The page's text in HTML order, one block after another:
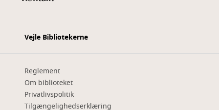
Vejle Bibliotekerne
Reglement
Om biblioteket
Privatlivspolitik
Tilgængelighedserklæring